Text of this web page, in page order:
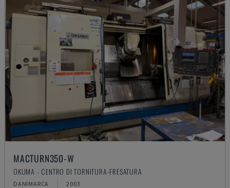
MACTURN350-W
OKUMA - CENTRO DI TORNITURA-FRESATURA
DANIMARCA 2003